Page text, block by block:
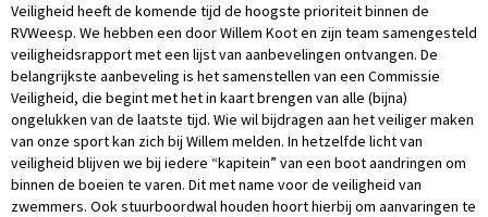
Veiligheid heeft de komende tijd de hoogste prioriteit binnen de
RVWeesp. We hebben een door Willem Koot en zijn team samengesteld
veiligheidsrapport met een lijst van aanbevelingen ontvangen. De
belangrijkste aanbeveling is het samenstellen van een Commissie
Veiligheid, die begint met het in kaart brengen van alle (bijna)
ongelukken van de laatste tijd. Wie wil bijdragen aan het veiliger maken
van onze sport kan zich bij Willem melden. In hetzelfde licht van
veiligheid blijven we bij iedere “kapitein” van een boot aandringen om
binnen de boeien te varen. Dit met name voor de veiligheid van
zwemmers. Ook stuurboordwal houden hoort hierbij om aanvaringen te